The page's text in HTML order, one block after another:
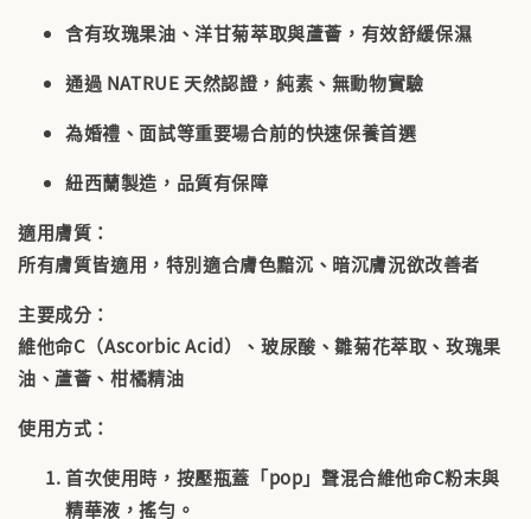
含有玫瑰果油、洋甘菊萃取與蘆薈，有效舒緩保濕
通過 NATRUE 天然認證，純素、無動物實驗
為婚禮、面試等重要場合前的快速保養首選
紐西蘭製造，品質有保障
適用膚質：
所有膚質皆適用，特別適合膚色黯沉、暗沉膚況欲改善者
主要成分：
維他命C（Ascorbic Acid）、玻尿酸、雛菊花萃取、玫瑰果
油、蘆薈、柑橘精油
使用方式：
首次使用時，按壓瓶蓋「pop」聲混合維他命C粉末與
精華液，搖勻。